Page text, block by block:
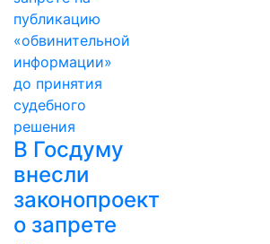
В Госдуму
внесли
законопроект
о запрете